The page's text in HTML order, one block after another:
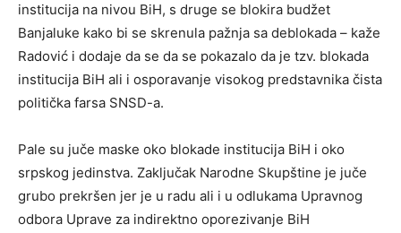
institucija na nivou BiH, s druge se blokira budžet
Banjaluke kako bi se skrenula pažnja sa deblokada – kaže
Radović i dodaje da se da se pokazalo da je tzv. blokada
institucija BiH ali i osporavanje visokog predstavnika čista
politička farsa SNSD-a.
Pale su juče maske oko blokade institucija BiH i oko
srpskog jedinstva. Zaključak Narodne Skupštine je juče
grubo prekršen jer je u radu ali i u odlukama Upravnog
odbora Uprave za indirektno oporezivanje BiH